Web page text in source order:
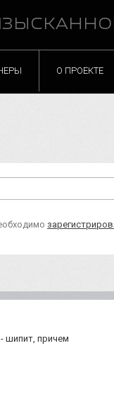
О ПРОЕКТЕ
шипит, причем